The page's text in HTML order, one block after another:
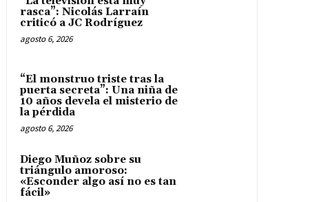
rasca”: Nicolás Larraín
criticó a JC Rodríguez
agosto 6, 2026
“El monstruo triste tras la
puerta secreta”: Una niña de
10 años devela el misterio de
la pérdida
agosto 6, 2026
Diego Muñoz sobre su
triángulo amoroso:
«Esconder algo así no es tan
fácil»